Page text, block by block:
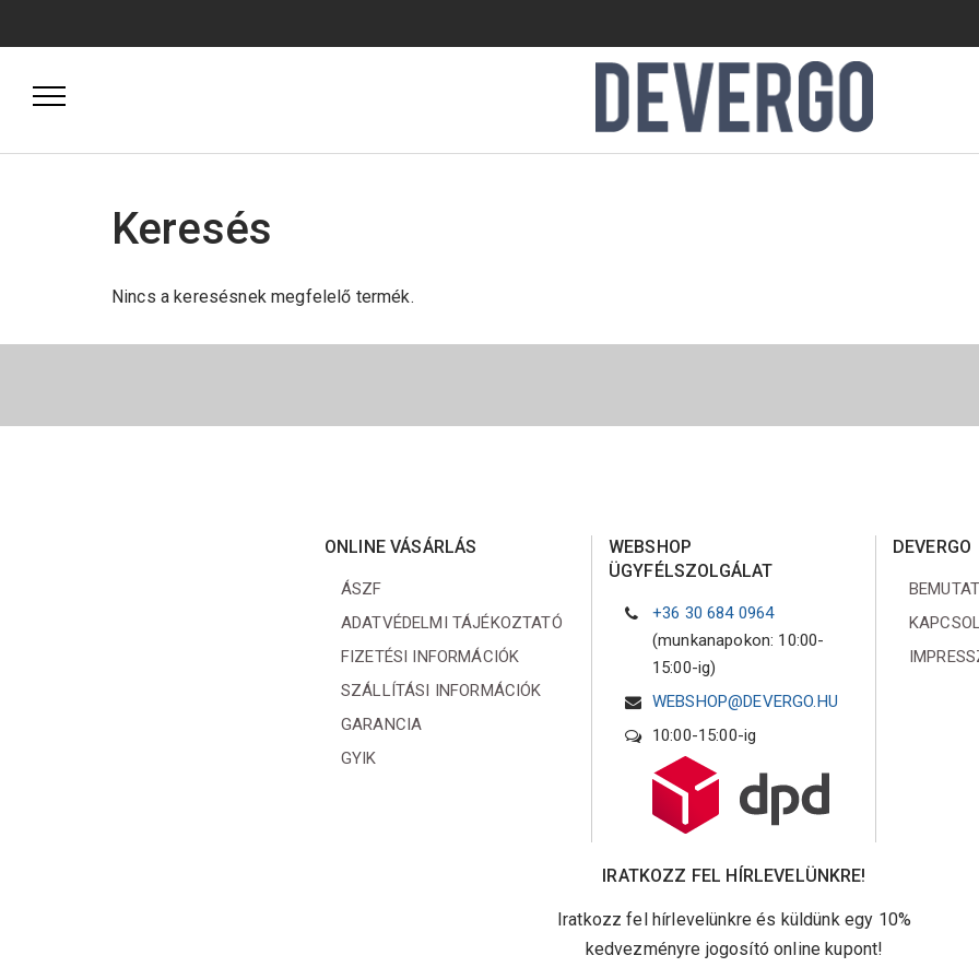
Keresés
Nincs a keresésnek megfelelő termék.
ONLINE VÁSÁRLÁS
ÁSZF
ADATVÉDELMI TÁJÉKOZTATÓ
FIZETÉSI INFORMÁCIÓK
SZÁLLÍTÁSI INFORMÁCIÓK
GARANCIA
GYIK
WEBSHOP
ÜGYFÉLSZOLGÁLAT
+36 30 684 0964
(munkanapokon: 10:00-
15:00-ig)
WEBSHOP@DEVERGO.HU
10:00-15:00-ig
DEVERGO
IRATKOZZ FEL HÍRLEVELÜNKRE!
Iratkozz fel hírlevelünkre és küldünk egy 10%
kedvezményre jogosító online kupont!